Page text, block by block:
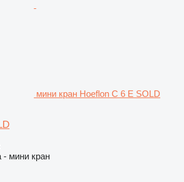
мини кран Hoeflon C 6 E SOLD
- мини кран